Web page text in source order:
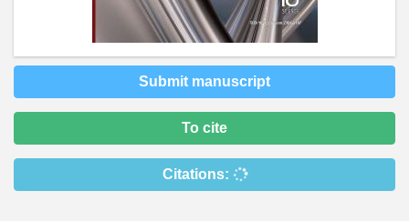
Submit manuscript
To cite
Citations: